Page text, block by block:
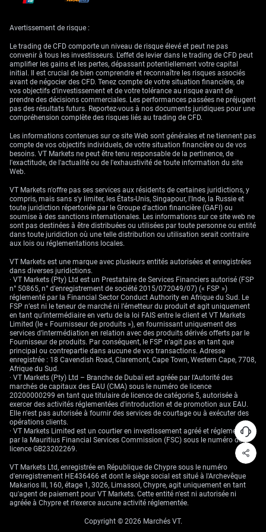
envisage un assouplissement monétaire de sitôt. Nous pensons même
que l’inflation sous-jacente remontera vers 3,0% d’ici la fin de l’année.
Stratégies de marché et
parallèles historiques
Pour les traders de dérivés, cela plaide pour des stratégies profitant d’un
envisageons des positions longues sur l’indice du dollar américain
(DXY), déjà proche de 106,50, via des contrats à terme ou des options
d’achat (calls). Parallèlement, nous voyons de la valeur dans des
options pariant contre des baisses de taux significatives, par exemple en
achetant des options de vente (puts) sur des futures sur Treasuries.
Historiquement, les périodes de tensions géopolitiques et de prix élevés
de l’énergie, comme à la fin des années 1970, ont conduit à des phases
prolongées de force du dollar et de taux élevés. Nous anticipons une
dynamique similaire, où la volatilité restera une caractéristique clé du
marché. Dans cette optique, conserver des positions longues en
volatilité, notamment via des calls sur le VIX, pourrait constituer une
couverture utile contre toute escalade soudaine.
Avertissement de risque :
Le trading de CFD comporte un niveau de risque élevé et peut ne pas
convenir à tous les investisseurs. L'effet de levier dans le trading de CFD peut
amplifier les gains et les pertes, dépassant potentiellement votre capital
initial. Il est crucial de bien comprendre et reconnaître les risques associés
avant de négocier des CFD. Tenez compte de votre situation financière, de
vos objectifs d’investissement et de votre tolérance au risque avant de
prendre des décisions commerciales. Les performances passées ne préjugent
pas des résultats futurs. Reportez-vous à nos documents juridiques pour une
compréhension complète des risques liés au trading de CFD.
Les informations contenues sur ce site Web sont générales et ne tiennent pas
compte de vos objectifs individuels, de votre situation financière ou de vos
besoins. VT Markets ne peut être tenu responsable de la pertinence, de
l'exactitude, de l'actualité ou de l'exhaustivité de toute information du site
Web.
VT Markets n'offre pas ses services aux résidents de certaines juridictions, y
compris, mais sans s'y limiter, les États-Unis, Singapour, l'Inde, la Russie et
toute juridiction répertoriée par le Groupe d'action financière (GAFI) ou
soumise à des sanctions internationales. Les informations sur ce site web ne
sont pas destinées à être distribuées ou utilisées par toute personne ou entité
dans toute juridiction où une telle distribution ou utilisation serait contraire
aux lois ou réglementations locales.
VT Markets est une marque avec plusieurs entités autorisées et enregistrées
dans diverses juridictions.
· VT Markets (Pty) Ltd est un Prestataire de Services Financiers autorisé (FSP
n° 50865, n° d’enregistrement de société 2015/072049/07) (« FSP »)
réglementé par la Financial Sector Conduct Authority en Afrique du Sud. Le
FSP n’est ni le teneur de marché ni l’émetteur du produit et agit uniquement
en tant qu’intermédiaire en vertu de la loi FAIS entre le client et VT Markets
Limited (le « Fournisseur de produits »), en fournissant uniquement des
services d’intermédiation en relation avec des produits dérivés offerts par le
Fournisseur de produits. Par conséquent, le FSP n’agit pas en tant que
principal ou contrepartie dans aucune de vos transactions. Adresse
enregistrée : 18 Cavendish Road, Claremont, Cape Town, Western Cape, 7708,
Afrique du Sud.
· VT Markets (Pty) Ltd – Branche de Dubaï est agréée par l'Autorité des
marchés de capitaux des EAU (CMA) sous le numéro de licence
20200000299 en tant que titulaire de licence de catégorie 5, autorisée à
exercer des activités réglementées d'introduction et de promotion aux EAU.
Elle n'est pas autorisée à fournir des services de courtage ou à exécuter des
opérations clients.
· VT Markets Limited est un courtier en investissement agréé et réglementé
par la Mauritius Financial Services Commission (FSC) sous le numéro de
licence GB23202269.
VT Markets Ltd, enregistrée en République de Chypre sous le numéro
d'enregistrement HE436466 et dont le siège social est situé à l'Archevêque
Makarios III, 160, étage 1, 3026, Limassol, Chypre, agit uniquement en tant
qu'agent de paiement pour VT Markets. Cette entité n'est ni autorisée ni
agréée à Chypre et n'exerce aucune activité réglementée.
Copyright © 2026 Marchés VT.